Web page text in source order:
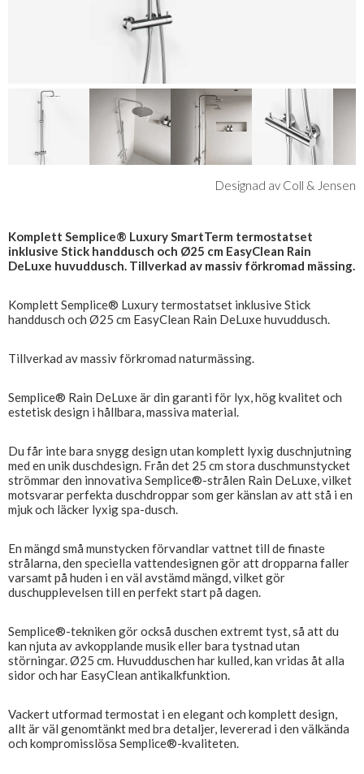
Designad av Coll & Jensen
Komplett Semplice® Luxury SmartTerm termostatset
inklusive Stick handdusch och Ø25 cm EasyClean Rain
DeLuxe huvuddusch. Tillverkad av massiv förkromad mässing.
Komplett Semplice® Luxury termostatset inklusive Stick
handdusch och Ø25 cm EasyClean Rain DeLuxe huvuddusch.
Tillverkad av massiv förkromad naturmässing.
Semplice® Rain DeLuxe är din garanti för lyx, hög kvalitet och
estetisk design i hållbara, massiva material.
Du får inte bara snygg design utan komplett lyxig duschnjutning
med en unik duschdesign. Från det 25 cm stora duschmunstycket
strömmar den innovativa Semplice®-strålen Rain DeLuxe, vilket
motsvarar perfekta duschdroppar som ger känslan av att stå i en
mjuk och läcker lyxig spa-dusch.
En mängd små munstycken förvandlar vattnet till de finaste
strålarna, den speciella vattendesignen gör att dropparna faller
varsamt på huden i en väl avstämd mängd, vilket gör
duschupplevelsen till en perfekt start på dagen.
Semplice®-tekniken gör också duschen extremt tyst, så att du
kan njuta av avkopplande musik eller bara tystnad utan
störningar. Ø25 cm. Huvudduschen har kulled, kan vridas åt alla
sidor och har EasyClean antikalkfunktion.
Vackert utformad termostat i en elegant och komplett design,
allt är väl genomtänkt med bra detaljer, levererad i den välkända
och kompromisslösa Semplice®-kvaliteten.